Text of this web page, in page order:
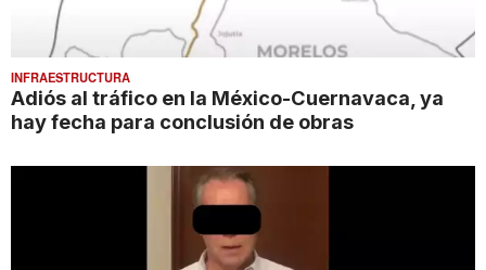
INFRAESTRUCTURA
Adiós al tráfico en la México-Cuernavaca, ya
hay fecha para conclusión de obras